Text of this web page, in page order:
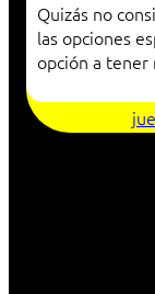
Quizás no
las opciones
opción a tener